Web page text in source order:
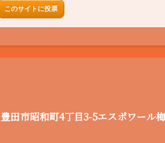
このサイトに投票
豊田市昭和町4丁目3-5エスポワール